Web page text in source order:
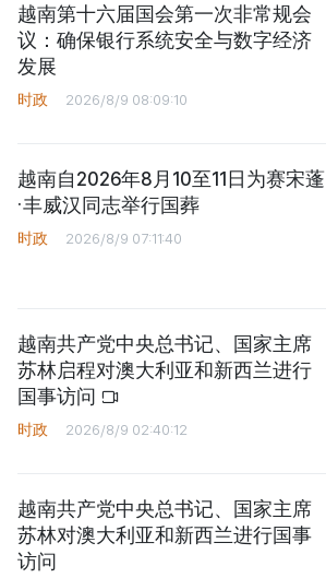
越南第十六届国会第一次非常规会
议：确保银行系统安全与数字经济
发展
时政 2026/8/9 08:09:10
越南自2026年8月10至11日为赛宋蓬
·丰威汉同志举行国葬
时政 2026/8/9 07:11:40
越南共产党中央总书记、国家主席
苏林启程对澳大利亚和新西兰进行
国事访问
时政 2026/8/9 02:40:12
越南共产党中央总书记、国家主席
苏林对澳大利亚和新西兰进行国事
访问